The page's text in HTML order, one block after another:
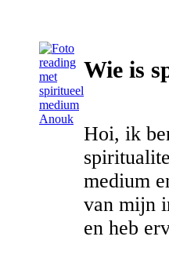
Wie is
Hoi, ik
medium
van mijn
en heb